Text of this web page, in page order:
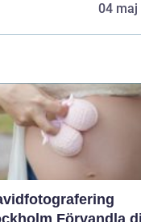
04 maj
Förvandla din